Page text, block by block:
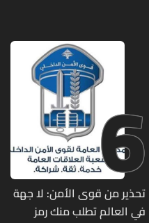
6
تحذير من قوى الأمن: لا جهة
في العالم تطلب منك رمز